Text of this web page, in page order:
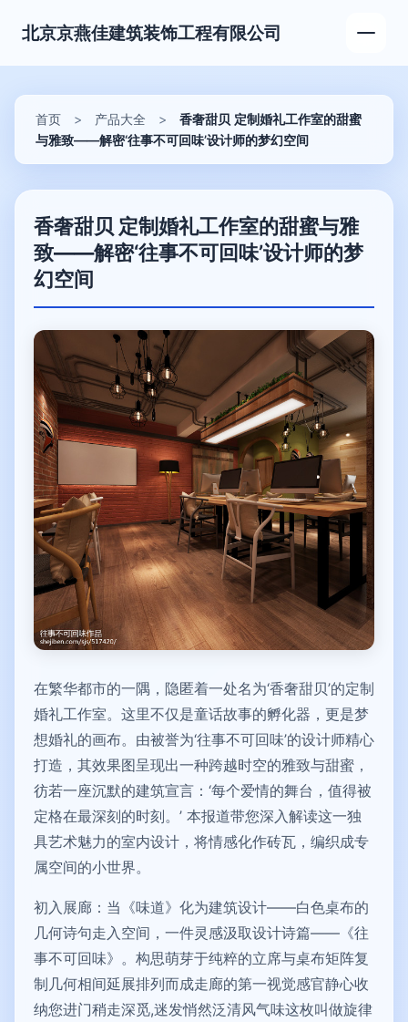
北京京燕佳建筑装饰工程有限公司
首页 > 产品大全 >
香奢甜贝 定制婚礼工作室的甜蜜
与雅致——解密‘往事不可回味’设计师的梦幻空间
香奢甜贝 定制婚礼工作室的甜蜜与雅
致——解密‘往事不可回味’设计师的梦
幻空间
在繁华都市的一隅，隐匿着一处名为‘香奢甜贝’的定制
婚礼工作室。这里不仅是童话故事的孵化器，更是梦
想婚礼的画布。由被誉为‘往事不可回味’的设计师精心
打造，其效果图呈现出一种跨越时空的雅致与甜蜜，
彷若一座沉默的建筑宣言：‘每个爱情的舞台，值得被
定格在最深刻的时刻。’ 本报道带您深入解读这一独
具艺术魅力的室内设计，将情感化作砖瓦，编织成专
属空间的小世界。
初入展廊：当《味道》化为建筑设计——白色桌布的
几何诗句走入空间，一件灵感汲取设计诗篇——《往
事不可回味》。构思萌芽于纯粹的立席与桌布矩阵复
制几何相间延展排列而成走廊的第一视觉感官静心收
纳您进门稍走深觅,迷发悄然泛清风气味这枚叫做旋律